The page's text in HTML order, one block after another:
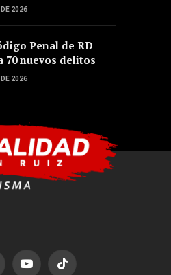
2026
Penal de RD
70 nuevos delitos
2026
YouTubeTikTok